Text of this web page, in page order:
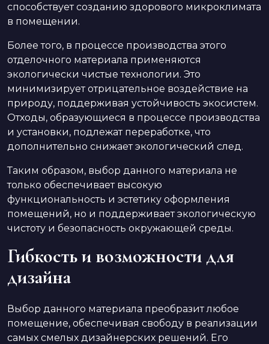
способствует созданию здорового микроклимата
в помещении.
Более того, в процессе производства этого
отделочного материала применяются
экологически чистые технологии. Это
минимизирует отрицательное воздействие на
природу, поддерживая устойчивость экосистем.
Отходы, образующиеся в процессе производства
и установки, подлежат переработке, что
дополнительно снижает экологический след.
Таким образом, выбор данного материала не
только обеспечивает высокую
функциональность и эстетику оформления
помещений, но и поддерживает экологическую
чистоту и безопасность окружающей среды.
Гибкость и возможности для
дизайна
Выбор данного материала преобразит любое
помещение, обеспечивая свободу в реализации
самых смелых дизайнерских решений. Его